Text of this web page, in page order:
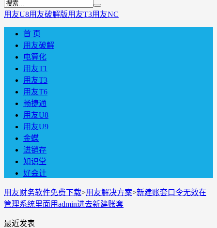
用友U8用友破解版用友T3用友NC
首 页
用友破解
电算化
用友T1
用友T3
用友T6
畅捷通
用友U8
用友U9
金蝶
进销存
知识堂
好会计
用友财务软件免费下载>用友解决方案>新建账套口令无效在
管理系统里面用admin进去新建账套
最近发表